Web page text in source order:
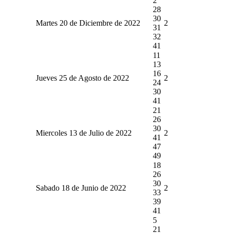
Martes 20 de Diciembre de 2022
28
30
31
32
41
2
Jueves 25 de Agosto de 2022
11
13
16
24
30
41
2
Miercoles 13 de Julio de 2022
21
26
30
41
47
49
2
Sabado 18 de Junio de 2022
18
26
30
33
39
41
2
5
21